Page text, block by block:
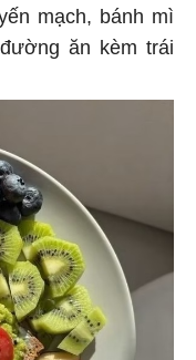
mạch, bánh mì
ăn kèm trái